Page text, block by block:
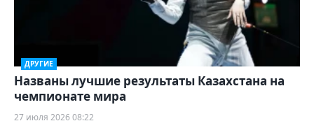
ДРУГИЕ
Названы лучшие результаты Казахстана на
чемпионате мира
27 июля 2026 08:22